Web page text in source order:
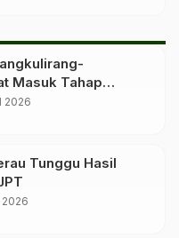
Masuk Tahap
untuk
2026
Tunggu Hasil
2026